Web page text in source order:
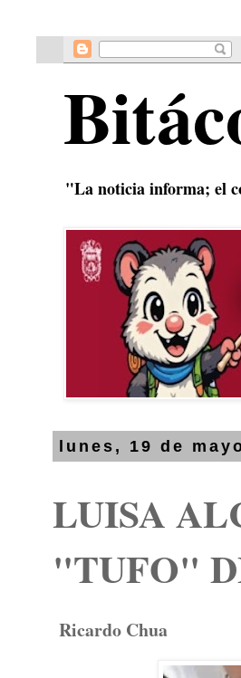
"La noticia informa; el
lunes, 19 de
LUISA
"TUFO"
Ricardo Chua